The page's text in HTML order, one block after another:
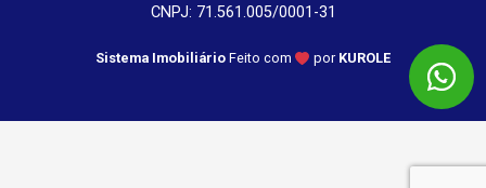
CNPJ: 71.561.005/0001-31
Sistema Imobiliário Feito com por KUROLE